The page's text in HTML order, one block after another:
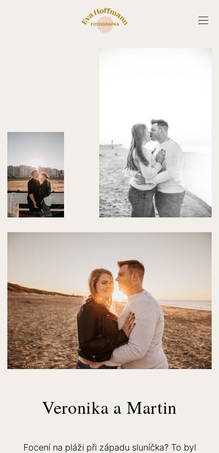
Veronika a Martin
Focení na pláži při západu sluníčka? To byl